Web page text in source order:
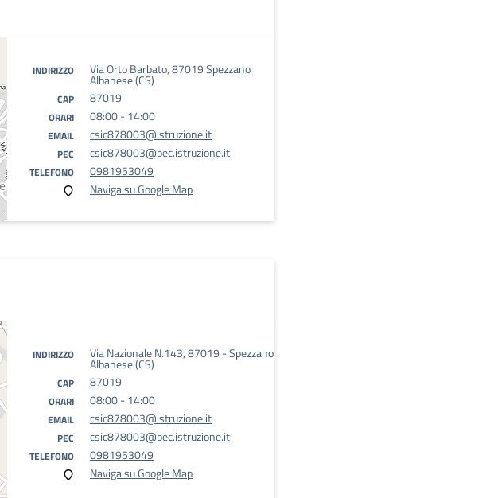
INDIRIZZO Via Orto Barbato, 87019 Spezzano
Albanese (CS)
CAP 87019
ORARI 08:00 - 14:00
EMAIL csic878003@istruzione.it
PEC csic878003@pec.istruzione.it
TELEFONO
0981953049
Naviga su Google Map
INDIRIZZO Via Nazionale N.143, 87019 - Spezzano
Albanese (CS)
CAP 87019
ORARI 08:00 - 14:00
EMAIL csic878003@istruzione.it
PEC csic878003@pec.istruzione.it
TELEFONO
0981953049
Naviga su Google Map